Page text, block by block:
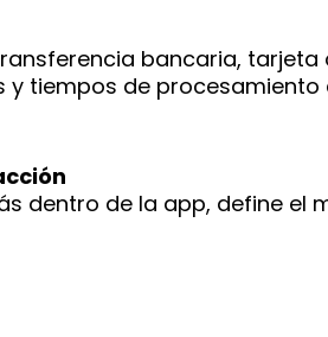
bancaria,
y tiempos de
dentro de la app, define el